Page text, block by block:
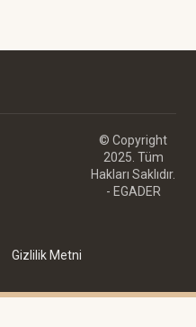
© Copyright
2025. Tüm
Hakları Saklıdır.
- EGADER
Gizlilik Metni